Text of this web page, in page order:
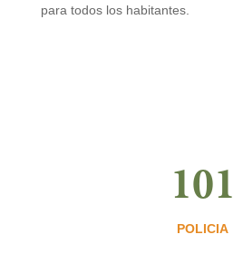
para todos los habitantes.
101
POLICIA